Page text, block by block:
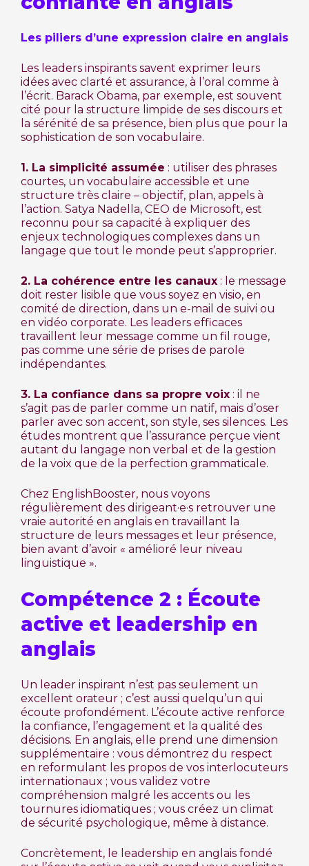
Les piliers d’une expression claire en anglais
Les leaders inspirants savent exprimer leurs
idées avec clarté et assurance, à l’oral comme à
l’écrit. Barack Obama, par exemple, est souvent
cité pour la structure limpide de ses discours et
la sérénité de sa présence, bien plus que pour la
sophistication de son vocabulaire.
1. La simplicité assumée : utiliser des phrases
courtes, un vocabulaire accessible et une
structure très claire – objectif, plan, appels à
l’action. Satya Nadella, CEO de Microsoft, est
reconnu pour sa capacité à expliquer des
enjeux technologiques complexes dans un
langage que tout le monde peut s’approprier.
2. La cohérence entre les canaux : le message
doit rester lisible que vous soyez en visio, en
comité de direction, dans un e-mail de suivi ou
en vidéo corporate. Les leaders efficaces
travaillent leur message comme un fil rouge,
pas comme une série de prises de parole
indépendantes.
3. La confiance dans sa propre voix : il ne
s’agit pas de parler comme un natif, mais d’oser
parler avec son accent, son style, ses silences. Les
études montrent que l’assurance perçue vient
autant du langage non verbal et de la gestion
de la voix que de la perfection grammaticale.
Chez EnglishBooster, nous voyons
régulièrement des dirigeant·e·s retrouver une
vraie autorité en anglais en travaillant la
structure de leurs messages et leur présence,
bien avant d’avoir « amélioré leur niveau
linguistique ».
Compétence 2 : Écoute
active et leadership en
anglais
Un leader inspirant n’est pas seulement un
excellent orateur ; c’est aussi quelqu’un qui
écoute profondément. L’écoute active renforce
la confiance, l’engagement et la qualité des
décisions. En anglais, elle prend une dimension
supplémentaire : vous démontrez du respect
en reformulant les propos de vos interlocuteurs
internationaux ; vous validez votre
compréhension malgré les accents ou les
tournures idiomatiques ; vous créez un climat
de sécurité psychologique, même à distance.
Concrètement, le leadership en anglais fondé